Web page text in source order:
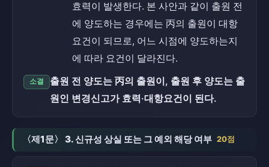
효력이 발생한다. 본 사안과 같이 출원 전
에 양도하는 경우에는 丙의 출원이 대항
요건이 되므로, 어느 시점에 양도하는지
에 따라 요건이 달라진다.
소결
출원 전 양도는 丙의 출원이, 출원 후 양도는 출
원인 변경신고가 효력·대항요건이 된다.
〈제1문〉 3. 신규성 상실 또는 그 예외 해당 여부 20점